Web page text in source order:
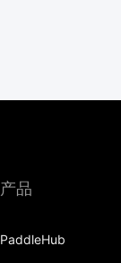
产品
PaddleHub